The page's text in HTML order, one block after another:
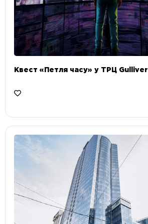
Квест «Петля часу» у ТРЦ Gulliver